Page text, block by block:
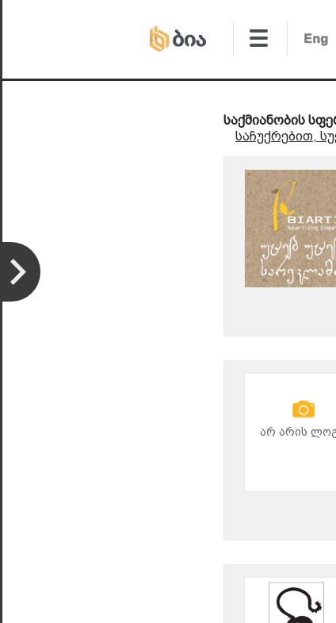
საქმიანობის
საჩუქრებით,
არ არის